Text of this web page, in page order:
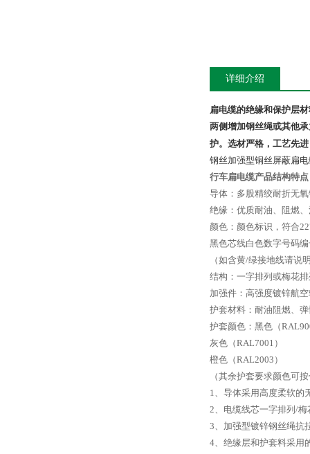
详细介绍
扁电缆的绝缘和保护层
两侧增加钢丝绳或其他
护。选材严格，工艺先
钢丝加强型铜丝屏蔽扁
行车扁电缆产品结构特点
导体：多股精绞耐折无
绝缘：优质耐油、阻燃
颜色：颜色标识，符合
黑色芯线白色数字号码
（如含黄/绿接地线请说
结构：一字排列或梅花
加强件：高强度镀锌航
护套材料：耐油阻燃、
护套颜色：黑色（
灰色（RAL7001）
橙色（RAL2003）
（其余护套要求颜色可
1、导体采用高度柔软的
2、电缆线芯一字排列/
3、加强型镀锌钢丝绳抗
4、绝缘层和护套料采用